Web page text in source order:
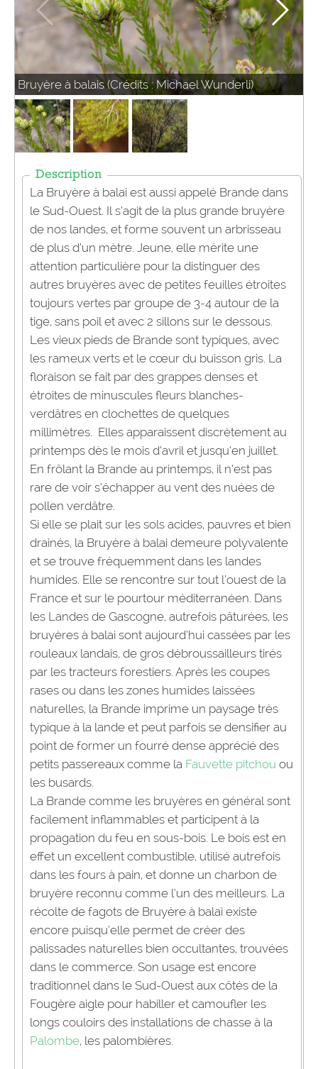
Bruyère à balais (Crédits : Michael Wunderli)
Description
La Bruyère à balai est aussi appelé Brande dans
le Sud-Ouest. Il s’agit de la plus grande bruyère
de nos landes, et forme souvent un arbrisseau
de plus d’un mètre. Jeune, elle mérite une
attention particulière pour la distinguer des
autres bruyères avec de petites feuilles étroites
toujours vertes par groupe de 3-4 autour de la
tige, sans poil et avec 2 sillons sur le dessous.
Les vieux pieds de Brande sont typiques, avec
les rameux verts et le cœur du buisson gris. La
floraison se fait par des grappes denses et
étroites de minuscules fleurs blanches-
verdâtres en clochettes de quelques
millimètres. Elles apparaissent discrètement au
printemps dès le mois d’avril et jusqu’en juillet.
En frôlant la Brande au printemps, il n’est pas
rare de voir s’échapper au vent des nuées de
pollen verdâtre.
Si elle se plait sur les sols acides, pauvres et bien
drainés, la Bruyère à balai demeure polyvalente
et se trouve fréquemment dans les landes
humides. Elle se rencontre sur tout l’ouest de la
France et sur le pourtour méditerranéen. Dans
les Landes de Gascogne, autrefois pâturées, les
bruyères à balai sont aujourd’hui cassées par les
rouleaux landais, de gros débroussailleurs tirés
par les tracteurs forestiers. Après les coupes
rases ou dans les zones humides laissées
naturelles, la Brande imprime un paysage très
typique à la lande et peut parfois se densifier au
point de former un fourré dense apprécié des
petits passereaux comme la Fauvette pitchou ou
les busards.
La Brande comme les bruyères en général sont
facilement inflammables et participent à la
propagation du feu en sous-bois. Le bois est en
effet un excellent combustible, utilisé autrefois
dans les fours à pain, et donne un charbon de
bruyère reconnu comme l’un des meilleurs. La
récolte de fagots de Bruyère à balai existe
encore puisqu’elle permet de créer des
palissades naturelles bien occultantes, trouvées
dans le commerce. Son usage est encore
traditionnel dans le Sud-Ouest aux côtés de la
Fougère aigle pour habiller et camoufler les
longs couloirs des installations de chasse à la
Palombe, les palombières.